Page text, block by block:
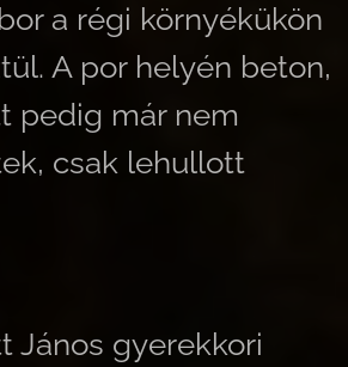
a régi környékükön
A por helyén beton,
pedig már nem
csak lehullott
János gyerekkori